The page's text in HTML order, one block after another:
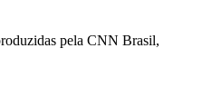
pela CNN Brasil,